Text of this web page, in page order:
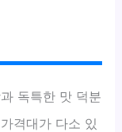
독특한 맛 덕분
격대가 다소 있